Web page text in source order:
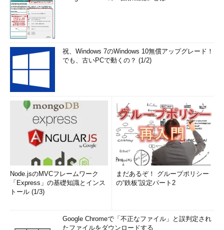
祝、Windows 7のWindows 10無償アップグレード！
でも、古いPCで動くの？ (1/2)
Node.jsのMVCフレームワーク
「Express」の基礎知識とインス
トール (1/3)
まだあるぞ！ グループポリシー
の“鉄板”設定パート2
Google Chromeで「不正なファイル」と誤判定され
たファイルをダウンロードする